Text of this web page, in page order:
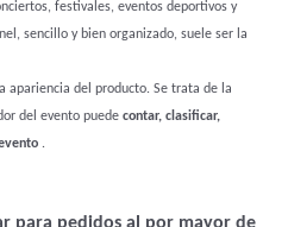
festivales, eventos deportivos y
sencillo y bien organizado, suele ser la
apariencia del producto. Se trata de la
del evento puede contar, clasificar,
.